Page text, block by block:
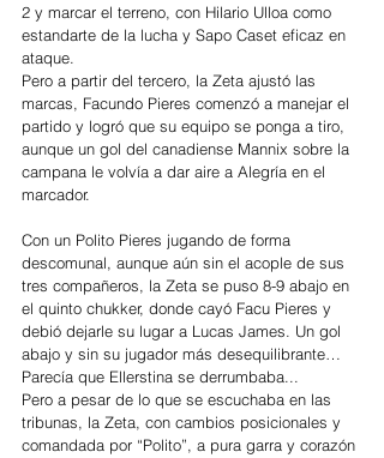
2 y marcar el terreno, con Hilario Ulloa como
estandarte de la lucha y Sapo Caset eficaz en
ataque.
Pero a partir del tercero, la Zeta ajustó las
marcas, Facundo Pieres comenzó a manejar el
partido y logró que su equipo se ponga a tiro,
aunque un gol del canadiense Mannix sobre la
campana le volvía a dar aire a Alegría en el
marcador.
Con un Polito Pieres jugando de forma
descomunal, aunque aún sin el acople de sus
tres compañeros, la Zeta se puso 8-9 abajo en
el quinto chukker, donde cayó Facu Pieres y
debió dejarle su lugar a Lucas James. Un gol
abajo y sin su jugador más desequilibrante…
Parecía que Ellerstina se derrumbaba...
Pero a pesar de lo que se escuchaba en las
tribunas, la Zeta, con cambios posicionales y
comandada por “Polito”, a pura garra y corazón